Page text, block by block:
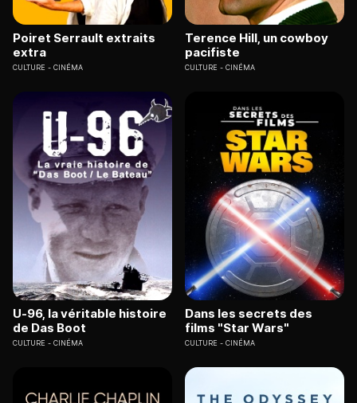
Poiret Serrault extraits
extra
CULTURE CINÉMA
Terence Hill, un cowboy
pacifiste
CULTURE CINÉMA
U-96, la véritable histoire
de Das Boot
CULTURE CINÉMA
Dans les secrets des
films "Star Wars"
CULTURE CINÉMA